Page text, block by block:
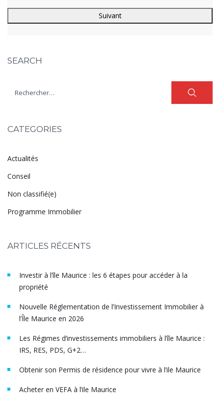
SEARCH
CATEGORIES
Actualités
Conseil
Non classifié(e)
Programme Immobilier
ARTICLES RÉCENTS
Investir à l’île Maurice : les 6 étapes pour accéder à la
propriété
Nouvelle Réglementation de l’Investissement Immobilier à
l’Île Maurice en 2026
Les Régimes d’investissements immobiliers à l’île Maurice :
IRS, RES, PDS, G+2…
Obtenir son Permis de résidence pour vivre à l’ile Maurice
Acheter en VEFA à l’ile Maurice